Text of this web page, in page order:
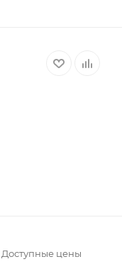
Доступные цены